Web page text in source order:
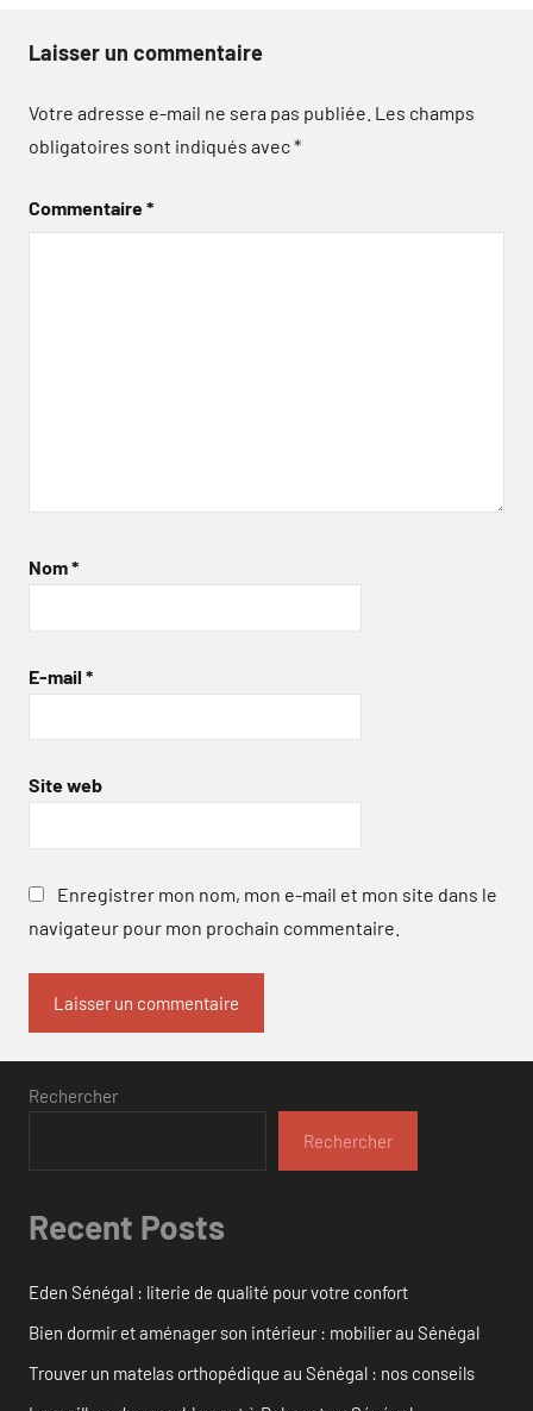
Laisser un commentaire
Votre adresse e-mail ne sera pas publiée. Les champs
obligatoires sont indiqués avec*
Commentaire*
Nom*
E-mail *
Site web
Enregistrer mon nom, mon e-mail et mon site dans le
navigateur pour mon prochain commentaire.
Rechercher
Rechercher
Recent Posts
Eden Sénégal : literie de qualité pour votre confort
Bien dormir et aménager son intérieur : mobilier au Sénégal
Trouver un matelas orthopédique au Sénégal : nos conseils